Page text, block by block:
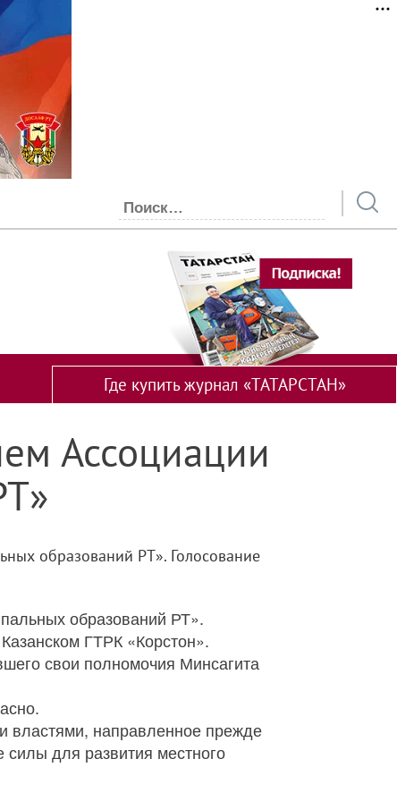
Где купить журнал «ТАТАРСТАН»
Ассоциации
образований РТ». Голосование
образований РТ».
ГТРК «Корстон».
свои полномочия Минсагита
властями, направленное прежде
для развития местного